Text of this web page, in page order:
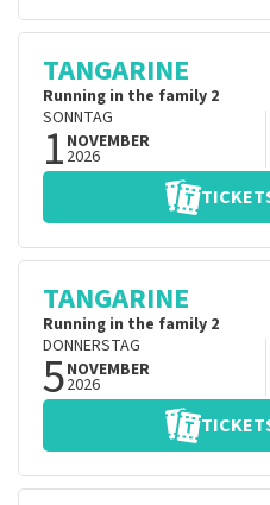
TANGARINE
Running in the family 2
SONNTAG
1 NOVEMBER
2026
TANGARINE
Running in the family 2
DONNERSTAG
5NOVEMBER
2026